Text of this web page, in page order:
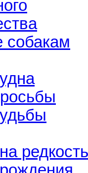
собакам
редкость